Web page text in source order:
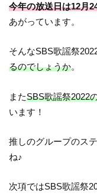
今年の放送日は12月
あがっています。
そんなSBS歌謡祭
るのでしょうか。
またSBS歌謡祭2022
います！
推しのグループのス
ね♪
次項ではSBS歌謡祭